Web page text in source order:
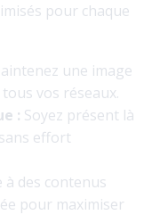
pour chaque
une image
vos réseaux.
: Soyez présent là
effort
à des contenus
pour maximiser